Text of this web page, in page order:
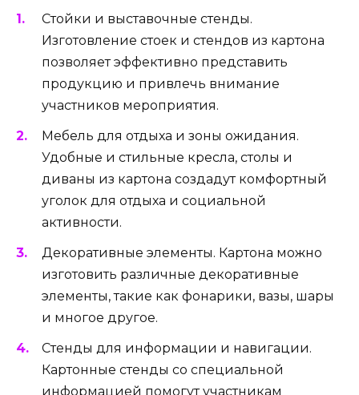
Стойки и выставочные стенды.
Изготовление стоек и стендов из картона
позволяет эффективно представить
продукцию и привлечь внимание
участников мероприятия.
Мебель для отдыха и зоны ожидания.
Удобные и стильные кресла, столы и
диваны из картона создадут комфортный
уголок для отдыха и социальной
активности.
Декоративные элементы. Картона можно
изготовить различные декоративные
элементы, такие как фонарики, вазы, шары
и многое другое.
Стенды для информации и навигации.
Картонные стенды со специальной
информацией помогут участникам